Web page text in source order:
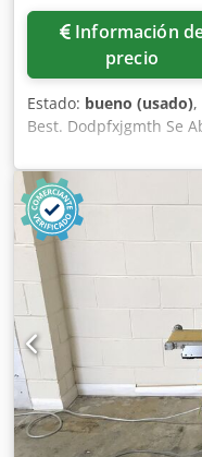
Información de
precio
Estado: bueno (usado)
Best. Dodpfxjgmth Se
inoxidable, longitud
pesaje de 440 mm x
500 g, sistema
cumplen con el peso,
trifásica.